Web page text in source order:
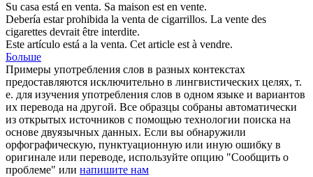
Su casa está en venta. Sa maison est en vente.
Debería estar prohibida la venta de cigarrillos. La vente des
cigarettes devrait être interdite.
Este artículo está a la venta. Cet article est à vendre.
Больше
Примеры употребления слов в разных контекстах
предоставляются исключительно в лингвистических целях, т.
е. для изучения употребления слов в одном языке и вариантов
их перевода на другой. Все образцы собраны автоматически
из открытых источников с помощью технологии поиска на
основе двуязычных данных. Если вы обнаружили
орфографическую, пунктуационную или иную ошибку в
оригинале или переводе, используйте опцию "Сообщить о
проблеме" или напишите нам